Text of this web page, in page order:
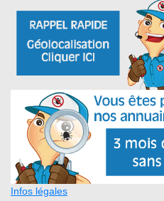
Infos légales